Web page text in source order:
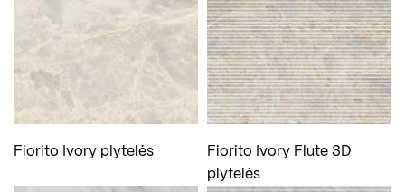
Fiorito Ivory plytelės
Fiorito Ivory Flute 3D
plytelės